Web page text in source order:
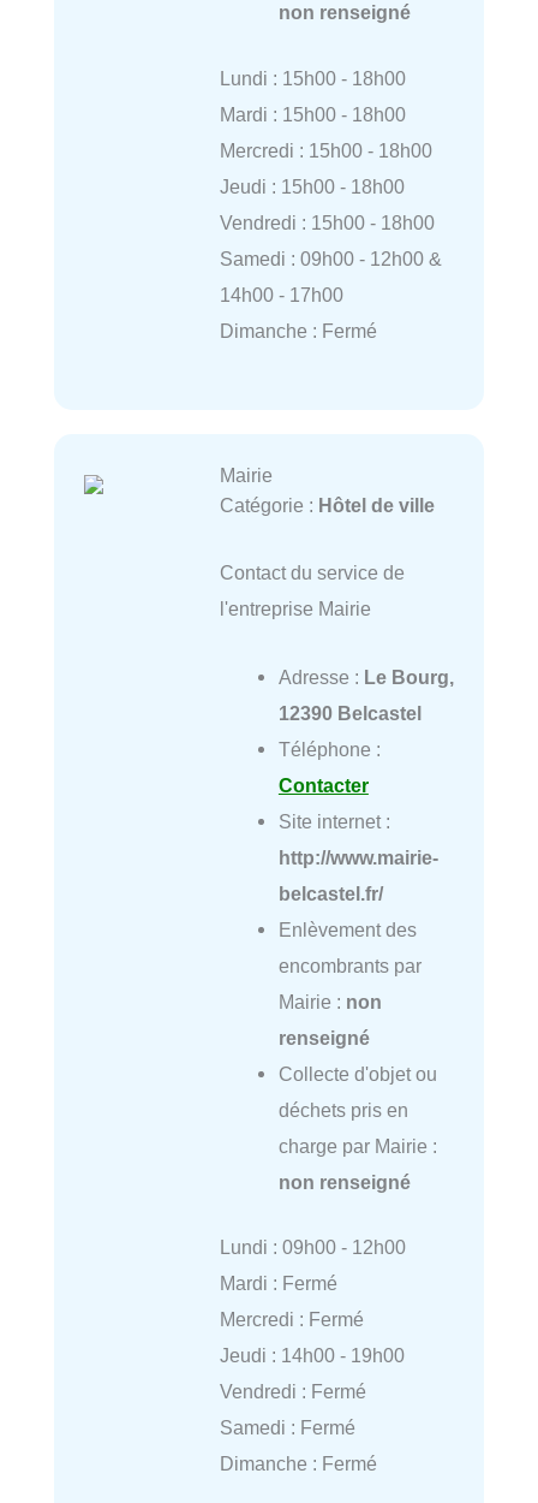
non renseigné
Lundi : 15h00 - 18h00
Mardi : 15h00 - 18h00
Mercredi : 15h00 - 18h00
Jeudi : 15h00 - 18h00
Vendredi : 15h00 - 18h00
Samedi : 09h00 - 12h00 &
14h00 - 17h00
Dimanche : Fermé
Mairie
Catégorie : Hôtel de ville
Contact du service de
l'entreprise Mairie
Adresse : Le Bourg,
12390 Belcastel
Téléphone :
Contacter
Site internet :
http://www.mairie-
belcastel.fr/
Enlèvement des
encombrants par
Mairie : non
renseigné
Collecte d'objet ou
déchets pris en
charge par Mairie :
non renseigné
Lundi : 09h00 - 12h00
Mardi : Fermé
Mercredi : Fermé
Jeudi : 14h00 - 19h00
Vendredi : Fermé
Samedi : Fermé
Dimanche : Fermé